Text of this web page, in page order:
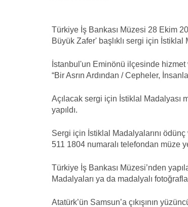
Türkiye İş Bankası Müzesi 28 Ekim
Büyük Zafer' başlıklı sergi için İstiklal
İstanbul'un Eminönü ilçesinde
“Bir Asrın Ardından / Cepheler,
Açılacak sergi için İstiklal Madalyası
yapıldı.
Sergi için İstiklal Madalyalarını
511 1804 numaralı telefondan müze
Türkiye İş Bankası Müzesi’nden
Madalyaları ya da madalyalı
Atatürk’ün Samsun’a çıkışının